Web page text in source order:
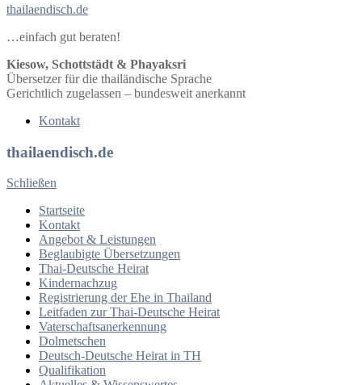
thailaendisch.de
…einfach gut beraten!
Kiesow, Schottstädt & Phayaksri
Übersetzer für die thailändische Sprache
Gerichtlich zugelassen – bundesweit anerkannt
Kontakt
thailaendisch.de
Schließen
Startseite
Kontakt
Angebot & Leistungen
Beglaubigte Übersetzungen
Thai-Deutsche Heirat
Kindernachzug
Registrierung der Ehe in Thailand
Leitfaden zur Thai-Deutsche Heirat
Vaterschaftsanerkennung
Dolmetschen
Deutsch-Deutsche Heirat in TH
Qualifikation